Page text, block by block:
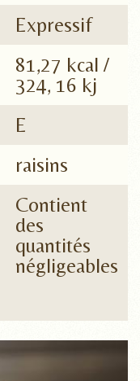
Expressif
81,27 kcal /
324, 16 kj
E
raisins
Contient
des
quantités
négligeables